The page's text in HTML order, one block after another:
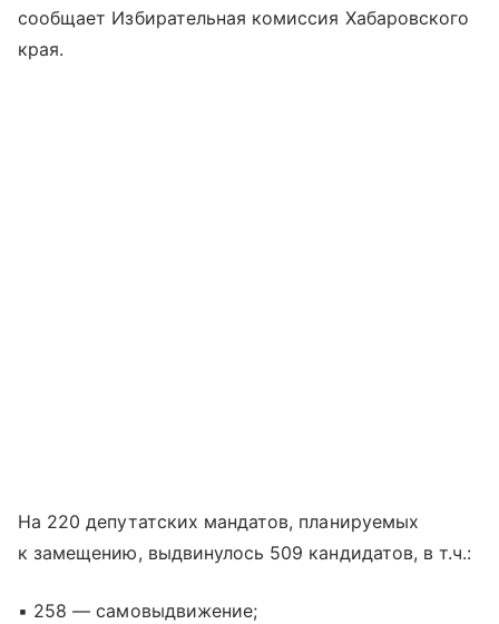
сообщает Избирательная комиссия Хабаровского
края.
На 220 депутатских мандатов, планируемых
к замещению, выдвинулось 509 кандидатов, в т.ч.:
▪ 258 — самовыдвижение;